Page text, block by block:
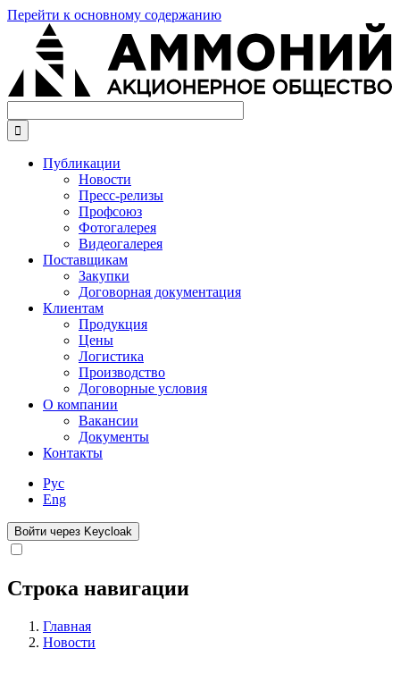
Перейти к основному содержанию

Публикации
Новости
Пресс-релизы
Профсоюз
Фотогалерея
Видеогалерея
Поставщикам
Закупки
Договорная документация
Клиентам
Продукция
Цены
Логистика
Производство
Договорные условия
О компании
Вакансии
Документы
Контакты
Рус
Eng
Войти через Keycloak
Строка навигации
Главная
Новости